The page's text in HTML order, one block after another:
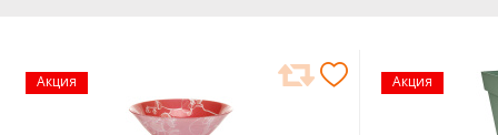
Акция Акция